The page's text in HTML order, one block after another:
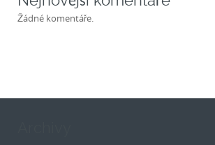
Žádné komentáře.